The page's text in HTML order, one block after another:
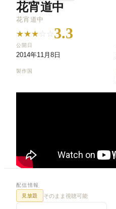
花宵道中
花宵道中
★★★ ☆ ☆ 3.3
公開日
2014年11月8日
製作国
配信情報
見放題
そのまま視聴可能